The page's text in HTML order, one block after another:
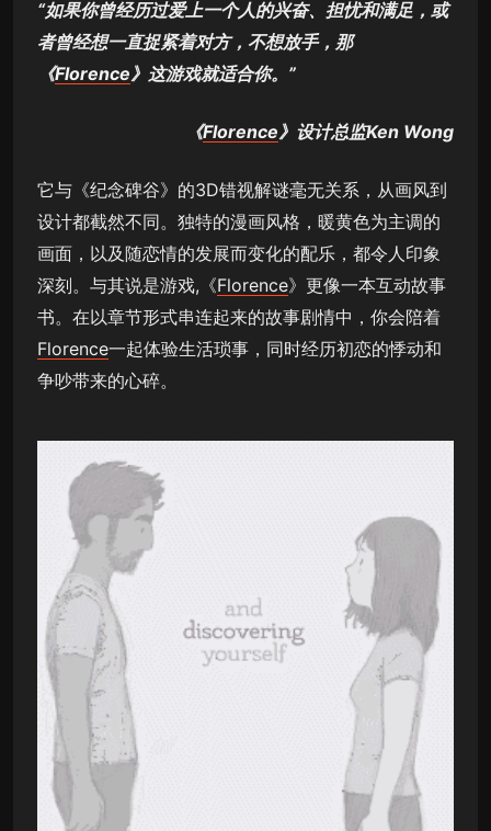
“如果你曾经历过爱上一个人的兴奋、担忧和满足，或
者曾经想一直捉紧着对方，不想放手，那
《Florence》这游戏就适合你。”
《Florence》设计总监Ken Wong
它与《纪念碑谷》的3D错视解谜毫无关系，从画风到
设计都截然不同。独特的漫画风格，暖黄色为主调的
画面，以及随恋情的发展而变化的配乐，都令人印象
深刻。与其说是游戏,《Florence》更像一本互动故事
书。在以章节形式串连起来的故事剧情中，你会陪着
Florence一起体验生活琐事，同时经历初恋的悸动和
争吵带来的心碎。